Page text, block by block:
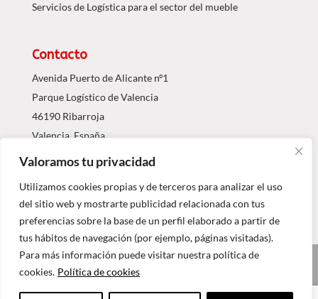
Valoramos tu privacidad
Utilizamos cookies propias y de terceros para analizar el uso
del sitio web y mostrarte publicidad relacionada con tus
preferencias sobre la base de un perfil elaborado a partir de
tus hábitos de navegación (por ejemplo, páginas visitadas).
Para más información puede visitar nuestra política de
cookies. Política de cookies
Servicios de Logística para el sector del mueble
Contacto
Avenida Puerto de Alicante nº1
Parque Logístico de Valencia
46190 Ribarroja
Valencia, España
Tel.: 96 1203063
info@agdojavi.com
© 2017 - GRUPO AGDOJAVI